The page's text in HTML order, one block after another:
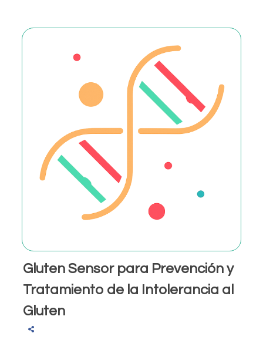
Gluten Sensor para Prevención y
Tratamiento de la Intolerancia al
Gluten